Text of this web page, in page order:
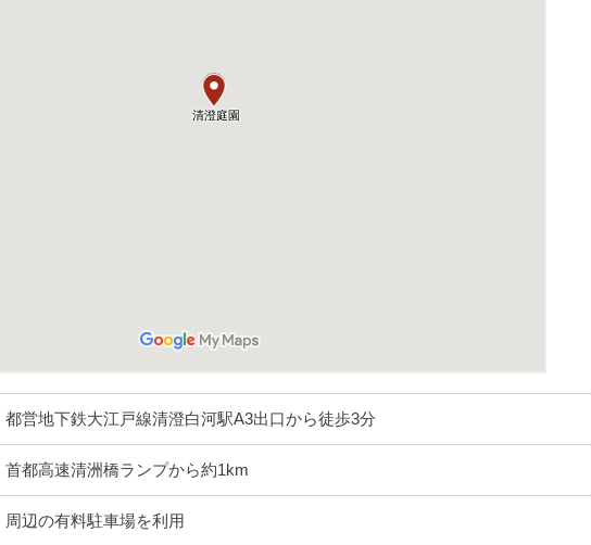
都営地下鉄大江戸線清澄白河駅A3出口から徒歩3分
首都高速清洲橋ランプから約1km
周辺の有料駐車場を利用